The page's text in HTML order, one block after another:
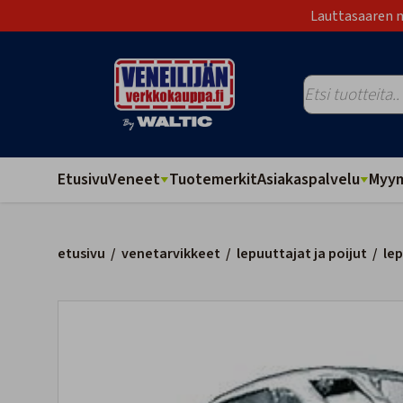
Lauttasaaren
EtusivuVeneet TuotemerkitAsiakaspalvelu
etusivu / venetarvikkeet / lepuuttajat ja poijut /